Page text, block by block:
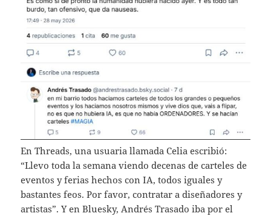
En Threads, una usuaria llamada Celia escribió:
“Llevo toda la semana viendo decenas de carteles de
eventos y ferias hechos con IA, todos iguales y
bastantes feos. Por favor, contratar a diseñadores y
artistas”. Y en Bluesky, Andrés Trasado iba por el